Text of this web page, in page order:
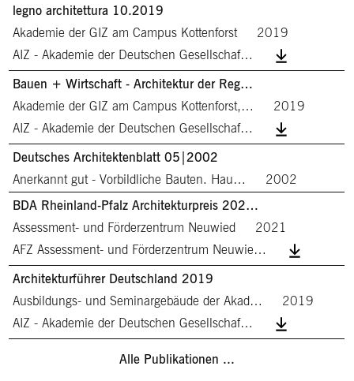
legno architettura 10.2019
Akademie der GIZ am Campus Kottenforst
2019
AIZ - Akademie der Deutschen Gesellschaf…
Bauen + Wirtschaft - Architektur der Reg…
Akademie der GIZ am Campus Kottenforst,…
2019
AIZ - Akademie der Deutschen Gesellschaf…
Deutsches Architektenblatt 05|2002
Anerkannt gut - Vorbildliche Bauten. Hau…
2002
BDA Rheinland-Pfalz Architekturpreis 202…
Assessment- und Förderzentrum Neuwied
2021
AFZ Assessment- und Förderzentrum Neuwie…
Architekturführer Deutschland 2019
Ausbildungs- und Seminargebäude der Akad…
2019
AIZ - Akademie der Deutschen Gesellschaf…
Alle Publikationen ...